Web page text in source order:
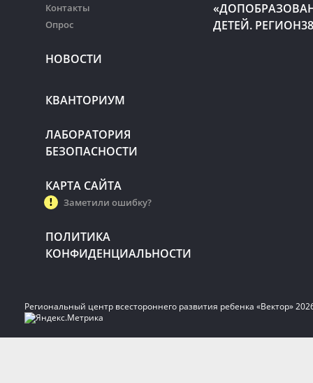
Контакты
Опрос
НОВОСТИ
ДЕТЕЙ.
КВАНТОРИУМ
ЛАБОРАТОРИЯ
БЕЗОПАСНОСТИ
КАРТА САЙТА
Заметили ошибку?
ПОЛИТИКА
КОНФИДЕНЦИАЛЬНОСТИ
Региональный центр всестороннего развития ребенка «Вектор»